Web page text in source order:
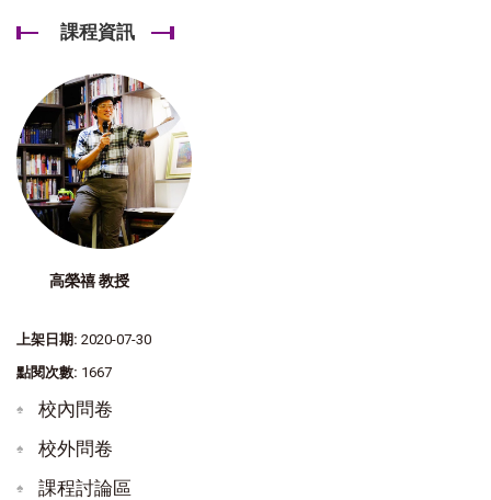
課程資訊
高榮禧 教授
上架日期: 2020-07-30
點閱次數: 1667
校內問卷
校外問卷
課程討論區